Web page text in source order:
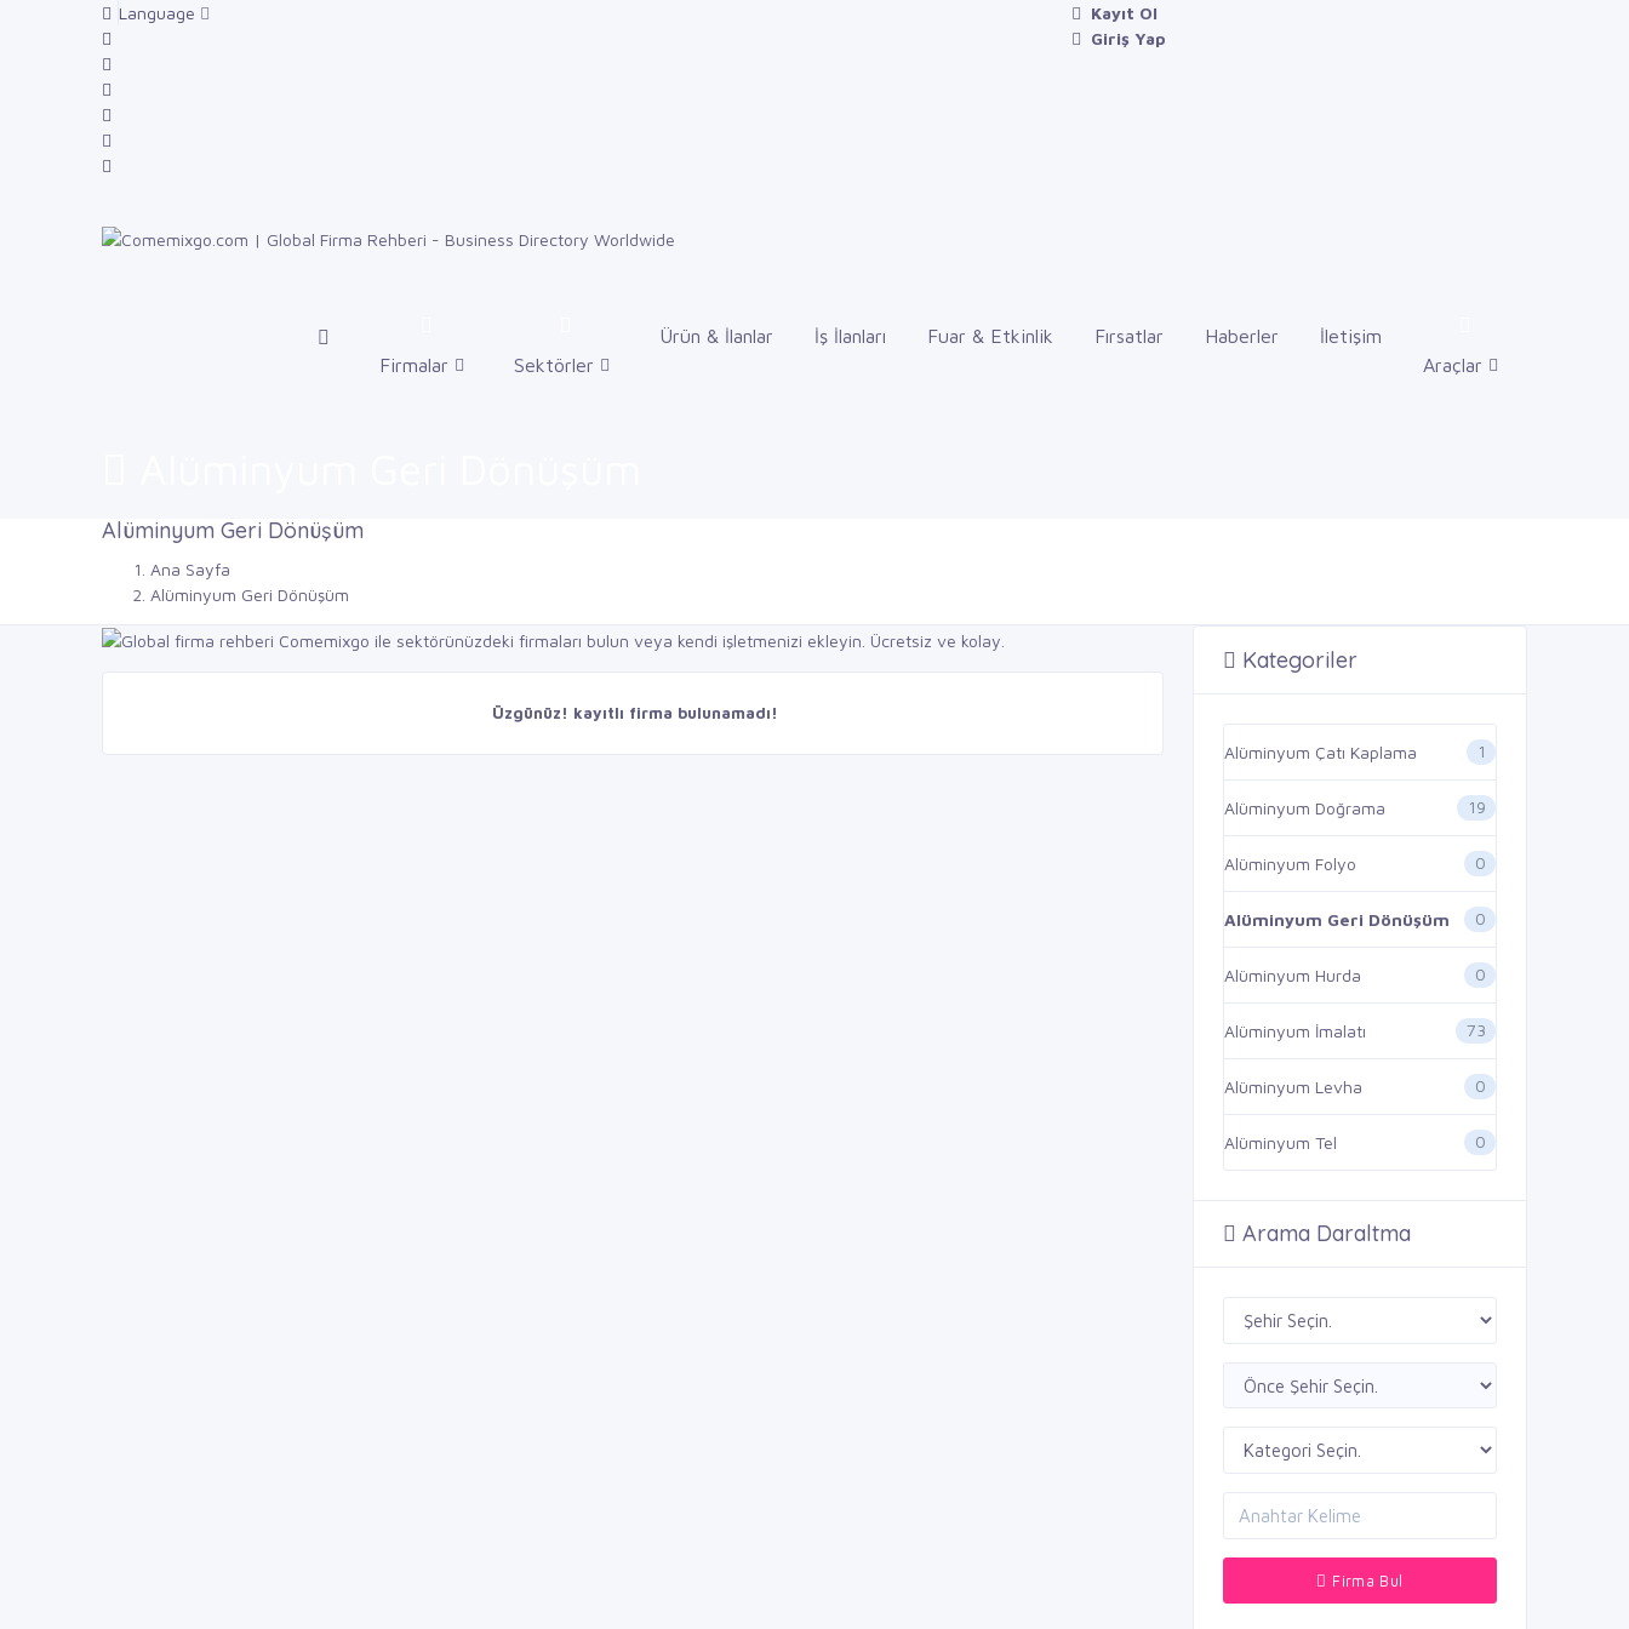
Language
Kayıt Ol
Giriş Yap
Firmalar Sektörler
Ürün & İlanlar İş İlanları Fuar & Etkinlik Fırsatlar Haberler
İletişim
Araçlar
Alüminyum Geri Dönüşüm
Ana Sayfa
Alüminyum Geri Dönüşüm
Üzgünüz! kayıtlı firma bulunamadı!
Kategoriler
Alüminyum Çatı Kaplama 1
Alüminyum Doğrama 19
Alüminyum Folyo 0
Alüminyum Geri Dönüşüm 0
Alüminyum Hurda 0
Alüminyum İmalatı 73
Alüminyum Levha 0
Alüminyum Tel 0
Arama Daraltma
Firma Bul